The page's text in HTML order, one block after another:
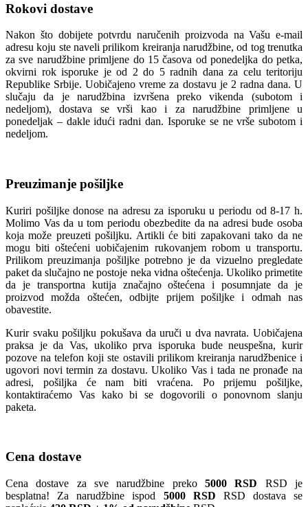
Rokovi dostave
Nakon što dobijete potvrdu naručenih proizvoda na Vašu e-mail
adresu koju ste naveli prilikom kreiranja narudžbine, od tog trenutka
za sve narudžbine primljene do 15 časova od ponedeljka do petka,
okvirni rok isporuke je od 2 do 5 radnih dana za celu teritoriju
Republike Srbije. Uobičajeno vreme za dostavu je 2 radna dana. U
slučaju da je narudžbina izvršena preko vikenda (subotom i
nedeljom), dostava se vrši kao i za narudžbine primljene u
ponedeljak – dakle idući radni dan. Isporuke se ne vrše subotom i
nedeljom.
Preuzimanje pošiljke
Kuriri pošiljke donose na adresu za isporuku u periodu od 8-17 h.
Molimo Vas da u tom periodu obezbedite da na adresi bude osoba
koja može preuzeti pošiljku. Artikli će biti zapakovani tako da ne
mogu biti oštećeni uobičajenim rukovanjem robom u transportu.
Prilikom preuzimanja pošiljke potrebno je da vizuelno pregledate
paket da slučajno ne postoje neka vidna oštećenja. Ukoliko primetite
da je transportna kutija značajno oštećena i posumnjate da je
proizvod možda oštećen, odbijte prijem pošiljke i odmah nas
obavestite.
Kurir svaku pošiljku pokušava da uruči u dva navrata. Uobičajena
praksa je da Vas, ukoliko prva isporuka bude neuspešna, kurir
pozove na telefon koji ste ostavili prilikom kreiranja narudžbenice i
ugovori novi termin za dostavu. Ukoliko Vas i tada ne pronađe na
adresi, pošiljka će nam biti vraćena. Po prijemu pošiljke,
kontaktiraćemo Vas kako bi se dogovorili o ponovnom slanju
paketa.
Cena dostave
Cena dostave za sve narudžbine preko 5000 RSD RSD je
besplatna! Za narudžbine ispod 5000 RSD RSD dostava se